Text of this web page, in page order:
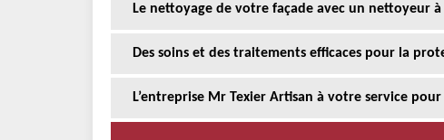
Le nettoyage de votre façade avec un nettoyeur à
Des soins et des traitements efficaces pour la
L’entreprise Mr Texier Artisan à votre service